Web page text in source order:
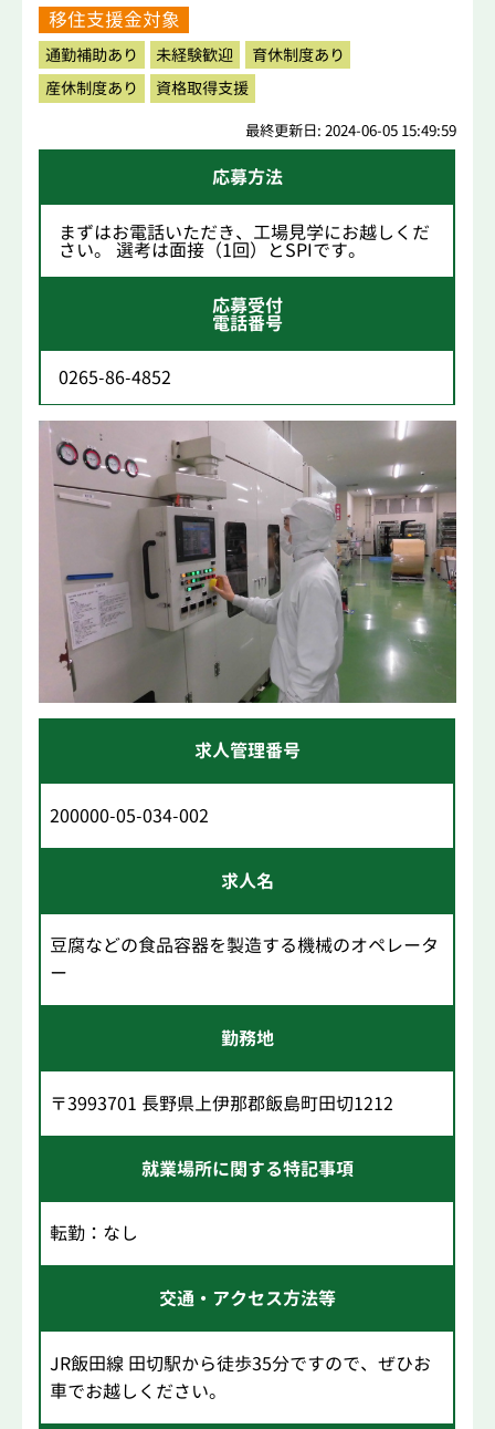
移住支援金対象
通勤補助あり 未経験歓迎
育休制度あり
産休制度あり
資格取得支援
最終更新日: 2024-06-05 15:49:59
応募方法
まずはお電話いただき、工場見学にお越しくだ
さい。 選考は面接（1回）とSPIです。
応募受付
電話番号
0265-86-4852
求人管理番号
200000-05-034-002
求人名
豆腐などの食品容器を製造する機械のオペレータ
ー
勤務地
〒3993701 長野県上伊那郡飯島町田切1212
就業場所に関する特記事項
転勤：なし
交通・アクセス方法等
JR飯田線 田切駅から徒歩35分ですので、ぜひお
車でお越しください。